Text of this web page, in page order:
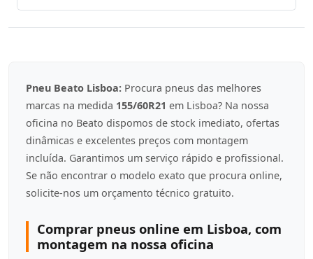
Pneu Beato Lisboa: Procura pneus das melhores
marcas na medida 155/60R21 em Lisboa? Na nossa
oficina no Beato dispomos de stock imediato, ofertas
dinâmicas e excelentes preços com montagem
incluída. Garantimos um serviço rápido e profissional.
Se não encontrar o modelo exato que procura online,
solicite-nos um orçamento técnico gratuito.
Comprar pneus online em Lisboa, com
montagem na nossa oficina